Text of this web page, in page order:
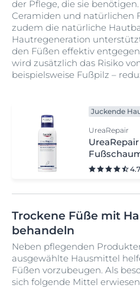
der Pflege, die sie
Ceramiden und natürlichen
zudem die natürliche
Hautregeneration
den Füßen effektiv
wird zusätzlich das Risiko
beispielsweise Fußpilz –
Juckende
UreaRepair
UreaRepair
4.7
Trockene Füße mit
behandeln
Neben pflegenden
ausgewählte Hausmittel
Füßen vorzubeugen. Als
sich folgende Mittel